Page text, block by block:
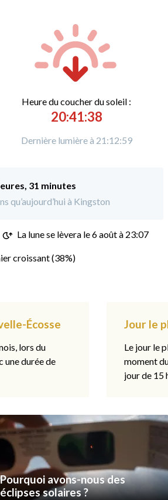
Heure ducoucher du soleil :
20:41:38
Dernière lumière à 21:12:59
31 minutes
qu’aujourd’hui à Kingston
La lune se lèvera le 6 août à 23:07
croissant (38%)
Écosse
lors du
une durée de
Jour le
Le jour le
moment
jour de 15
Pourquoi avons-nous des
éclipses solaires ?